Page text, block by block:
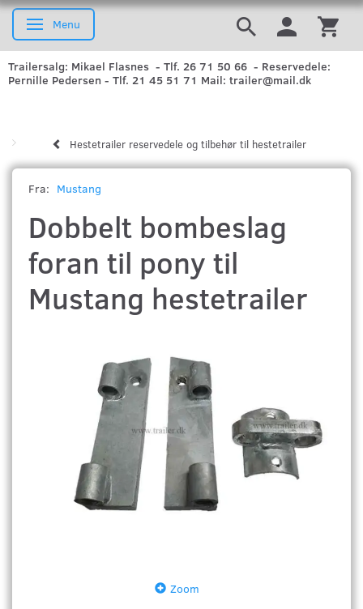
Skifte navigation
Menu
Trailersalg: Mikael Flasnes - Tlf. 26 71 50 66 - Reservedele:
Pernille Pedersen - Tlf. 21 45 51 71 Mail: trailer@mail.dk
Hestetrailer reservedele og tilbehør til hestetrailer
Fra: Mustang
Dobbelt bombeslag
foran til pony til
Mustang hestetrailer
Zoom